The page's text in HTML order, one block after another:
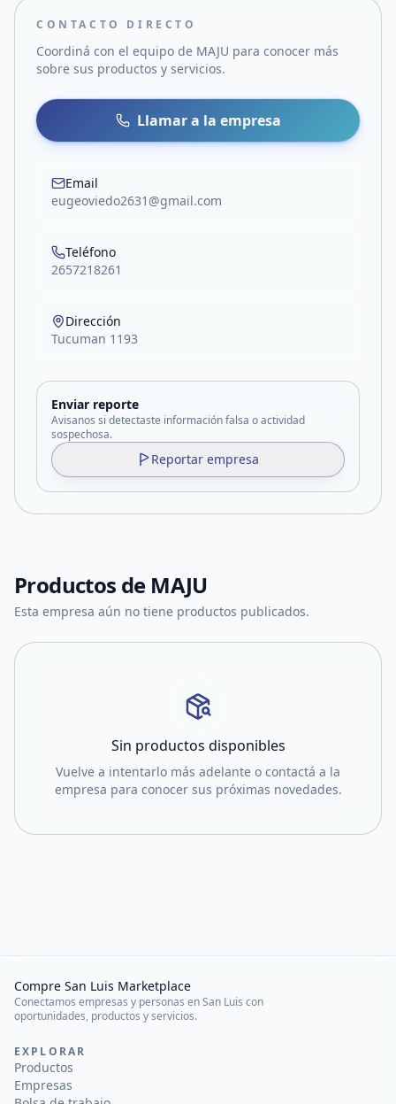
CONTACTO DIRECTO
Coordiná con el equipo de MAJU para conocer más
sobre sus productos y servicios.
Llamar a la empresa
Email
eugeoviedo2631@gmail.com
Teléfono
2657218261
Dirección
Tucuman 1193
Enviar reporte
Avisanos si detectaste información falsa o actividad
sospechosa.
Reportar empresa
Productos de MAJU
Esta empresa aún no tiene productos publicados.
Sin productos disponibles
Vuelve a intentarlo más adelante o contactá a la
empresa para conocer sus próximas novedades.
Compre San Luis Marketplace
Conectamos empresas y personas en San Luis con
oportunidades, productos y servicios.
EXPLORAR
Productos
Empresas